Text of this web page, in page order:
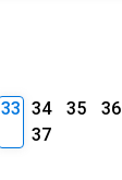
33 34 35
36
37